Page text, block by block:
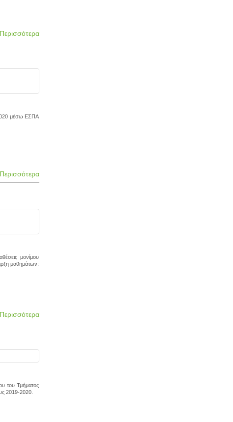
Περισσότερα
μέσω ΕΣΠΑ
Περισσότερα
μονίμου
μαθημάτων:
Περισσότερα
του Τμήματος
2019-2020.